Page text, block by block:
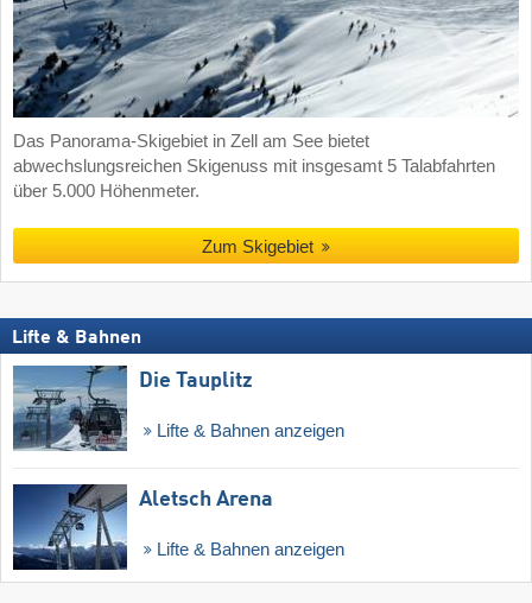
Das Panorama-Skigebiet in Zell am See bietet
abwechslungsreichen Skigenuss mit insgesamt 5 Talabfahrten
über 5.000 Höhenmeter.
Zum Skigebiet
Lifte & Bahnen
Die Tauplitz
Lifte & Bahnen anzeigen
Aletsch Arena
Lifte & Bahnen anzeigen